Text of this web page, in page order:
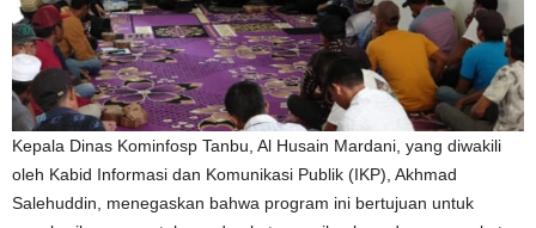
Kepala Dinas Kominfosp Tanbu, Al Husain Mardani, yang diwakili
oleh Kabid Informasi dan Komunikasi Publik (IKP), Akhmad
Salehuddin, menegaskan bahwa program ini bertujuan untuk